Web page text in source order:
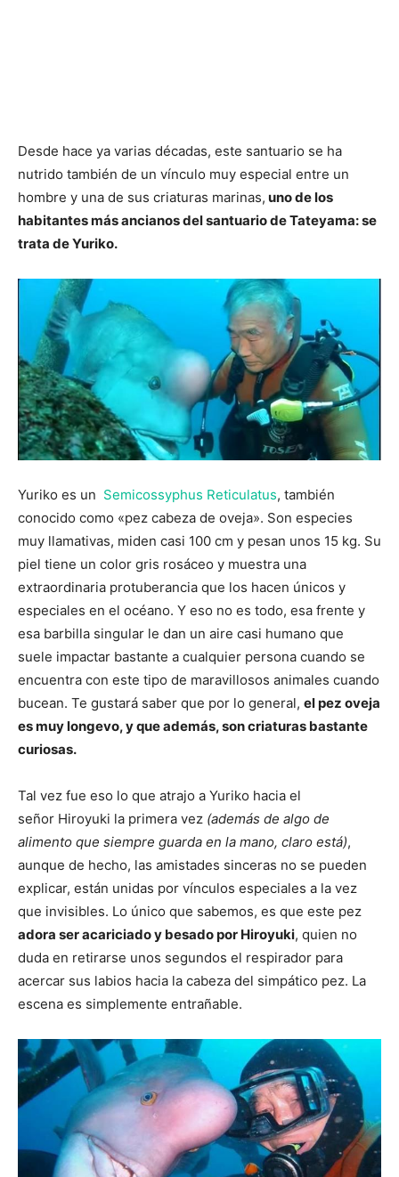
Desde hace ya varias décadas, este santuario se ha
nutrido también de un vínculo muy especial entre un
hombre y una de sus criaturas marinas, uno de los
habitantes más ancianos del santuario de Tateyama: se
trata de Yuriko.
Yuriko es un Semicossyphus Reticulatus, también
conocido como «pez cabeza de oveja». Son especies
muy llamativas, miden casi 100 cm y pesan unos 15 kg. Su
piel tiene un color gris rosáceo y muestra una
extraordinaria protuberancia que los hacen únicos y
especiales en el océano. Y eso no es todo, esa frente y
esa barbilla singular le dan un aire casi humano que
suele impactar bastante a cualquier persona cuando se
encuentra con este tipo de maravillosos animales cuando
bucean. Te gustará saber que por lo general, el pez oveja
es muy longevo, y que además, son criaturas bastante
curiosas.
Tal vez fue eso lo que atrajo a Yuriko hacia el
señor Hiroyuki la primera vez (además de algo de
alimento que siempre guarda en la mano, claro está),
aunque de hecho, las amistades sinceras no se pueden
explicar, están unidas por vínculos especiales a la vez
que invisibles. Lo único que sabemos, es que este pez
adora ser acariciado y besado por Hiroyuki, quien no
duda en retirarse unos segundos el respirador para
acercar sus labios hacia la cabeza del simpático pez. La
escena es simplemente entrañable.